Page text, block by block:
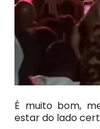
É muito bom,
estar do lado